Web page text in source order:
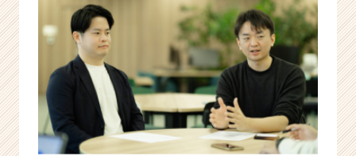
成
長
ス
タ
ー
ト